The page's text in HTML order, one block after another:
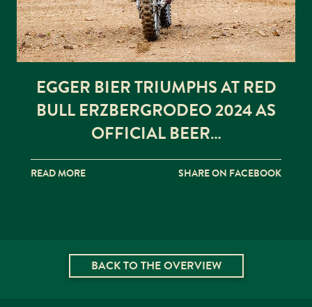
EGGER BIER TRIUMPHS AT RED
BULL ERZBERGRODEO 2024 AS
OFFICIAL BEER…
READ MORE SHARE ON FACEBOOK
BACK TO THE OVERVIEW